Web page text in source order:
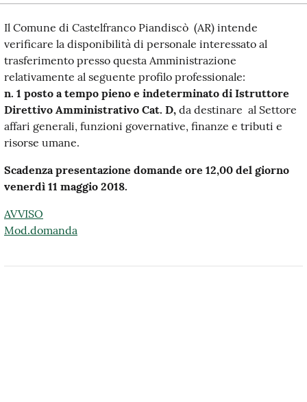
Il Comune di Castelfranco Piandiscò (AR) intende
verificare la disponibilità di personale interessato al
trasferimento presso questa Amministrazione
relativamente al seguente profilo professionale:
n. 1 posto a tempo pieno e indeterminato di Istruttore
Direttivo Amministrativo Cat. D, da destinare al Settore
affari generali, funzioni governative, finanze e tributi e
risorse umane.
Scadenza presentazione domande ore 12,00 del giorno
venerdì 11 maggio 2018.
AVVISO
Mod.domanda